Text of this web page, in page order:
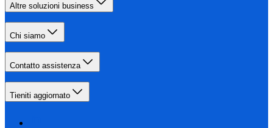
Altre soluzioni business
Chi siamo
Contatto assistenza
Tieniti aggiornato